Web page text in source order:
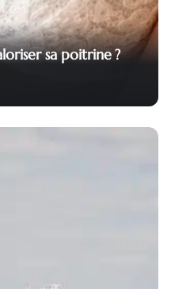
sa poitrine ?